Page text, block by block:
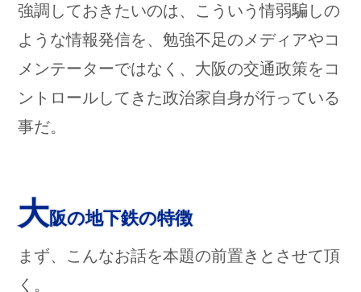
強調しておきたいのは、こういう情弱騙しの
ような情報発信を、勉強不足のメディアやコ
メンテーターではなく、大阪の交通政策をコ
ントロールしてきた政治家自身が行っている
事だ。
大阪の地下鉄の特徴
まず、こんなお話を本題の前置きとさせて頂
く。